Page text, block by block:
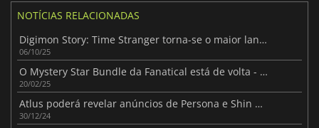
NOTÍCIAS RELACIONADAS
Digimon Story: Time Stranger torna-se o maior lançamento de JRPG para PC da Bandai Namco
06/10/25
O Mystery Star Bundle da Fanatical está de volta - recebe um jogo surpresa por apenas $1!
20/02/25
Atlus poderá revelar anúncios de Persona e Shin Megami para 2025
30/12/24